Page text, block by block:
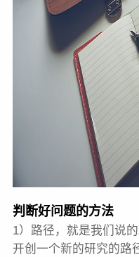
判断好问题的方法
1）路径，就是我们说
开创一个新的研究的路